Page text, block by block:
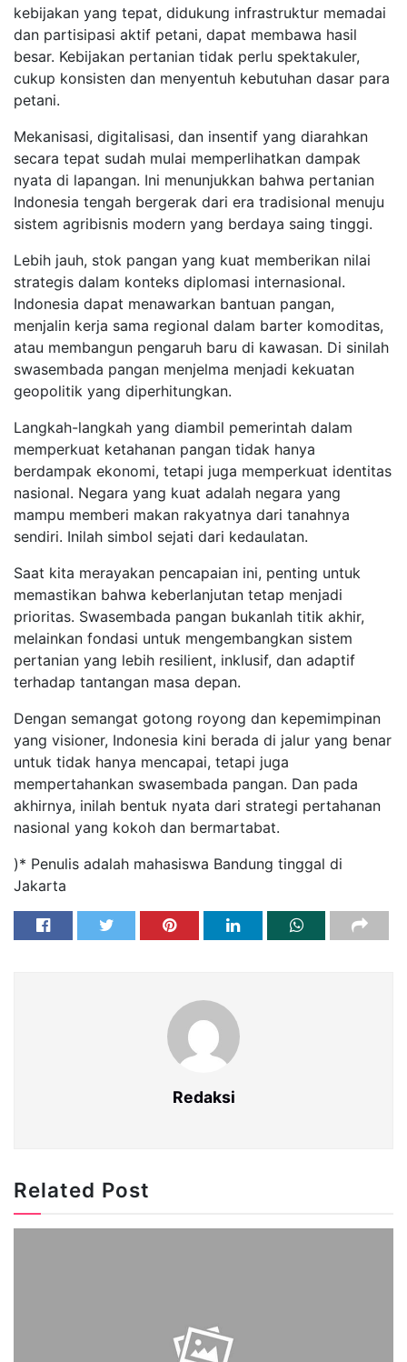
kebijakan yang tepat, didukung infrastruktur memadai
dan partisipasi aktif petani, dapat membawa hasil
besar. Kebijakan pertanian tidak perlu spektakuler,
cukup konsisten dan menyentuh kebutuhan dasar para
petani.
Mekanisasi, digitalisasi, dan insentif yang diarahkan
secara tepat sudah mulai memperlihatkan dampak
nyata di lapangan. Ini menunjukkan bahwa pertanian
Indonesia tengah bergerak dari era tradisional menuju
sistem agribisnis modern yang berdaya saing tinggi.
Lebih jauh, stok pangan yang kuat memberikan nilai
strategis dalam konteks diplomasi internasional.
Indonesia dapat menawarkan bantuan pangan,
menjalin kerja sama regional dalam barter komoditas,
atau membangun pengaruh baru di kawasan. Di sinilah
swasembada pangan menjelma menjadi kekuatan
geopolitik yang diperhitungkan.
Langkah-langkah yang diambil pemerintah dalam
memperkuat ketahanan pangan tidak hanya
berdampak ekonomi, tetapi juga memperkuat identitas
nasional. Negara yang kuat adalah negara yang
mampu memberi makan rakyatnya dari tanahnya
sendiri. Inilah simbol sejati dari kedaulatan.
Saat kita merayakan pencapaian ini, penting untuk
memastikan bahwa keberlanjutan tetap menjadi
prioritas. Swasembada pangan bukanlah titik akhir,
melainkan fondasi untuk mengembangkan sistem
pertanian yang lebih resilient, inklusif, dan adaptif
terhadap tantangan masa depan.
Dengan semangat gotong royong dan kepemimpinan
yang visioner, Indonesia kini berada di jalur yang benar
untuk tidak hanya mencapai, tetapi juga
mempertahankan swasembada pangan. Dan pada
akhirnya, inilah bentuk nyata dari strategi pertahanan
nasional yang kokoh dan bermartabat.
)* Penulis adalah mahasiswa Bandung tinggal di
Jakarta
Redaksi
Related Post